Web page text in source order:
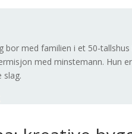
med familien i et 50-
med minstemann. Hun
slag.